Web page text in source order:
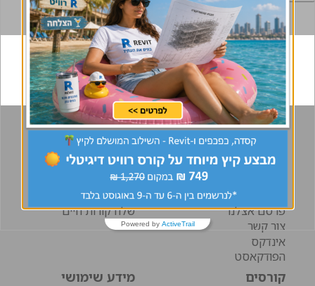
אודות
פעילויות
הצהרת נגישות
פרסם אצלנו
צור קשר
אינדקס
הפודקאסט
דרושים
לוח דרושים
מידע למועמדים
מידע למעסיקים
חבר מביא חבר
שלח קורות חיים
קורסים מידע שימושי
Powered by ActiveTrail